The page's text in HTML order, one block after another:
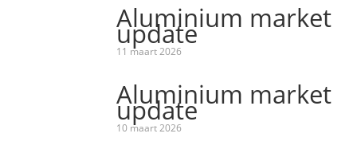
Aluminium market
update
11 maart 2026
Aluminium market
update
10 maart 2026